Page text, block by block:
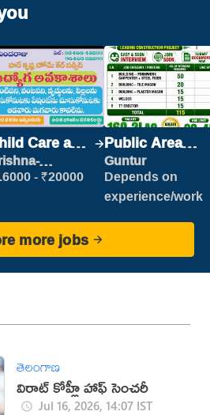
Care and
care
- ₹20000
Public Area
Cleaner
Guntur
Depends on
experience/work
more jobs
తెలంగాణ
విరాట్ కోహ్లీ హాఫ్ సెంచరీ
Jul 16, 2026, 14:07 IST